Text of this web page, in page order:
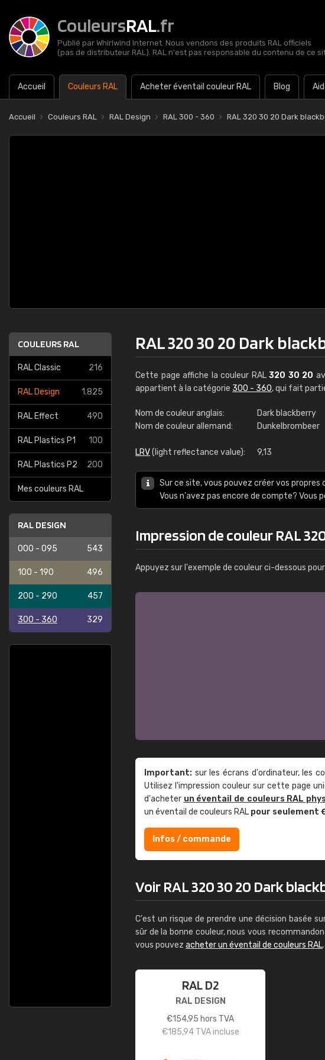
CouleursRAL.fr
Publié par Whirlwind Internet. Nous vendons des produits RAL officiels
(pas de distributeur RAL). RAL n'est pas responsable du contenu de ce
Accueil Couleurs RAL Acheter éventail couleur RAL Blog
Accueil Couleurs RAL RAL Design RAL 300 - 360 RAL 320 30 20 Dark
COULEURS RAL
RAL Classic 216
RAL Design 1.825
RAL Effect 490
RAL Plastics P1 100
RAL Plastics P2 200
Mes couleurs RAL
RAL DESIGN
000 - 095 543
100 - 190 496
200 - 290 457
300 - 360 329
RAL 320 30 20 Dark
Cette page affiche la couleur RAL 320 30 20
appartient à la catégorie 300 - 360, qui fait
Nom de couleur anglais:
Dark blackberry
Nom de couleur allemand:
Dunkelbrombeer
LRV(light reflectance value): 9,13
Sur ce site, vous pouvez créer vos
Vous n'avez pas encore de compte? Vous
Impression de couleur RAL
Appuyez sur l'exemple de couleur ci-dessous
Important: sur les écrans d'ordinateur, les
Utilisez l'impression couleur sur cette page
d'acheter un éventail de couleurs RAL
un éventail de couleurs RAL pour seulement
Infos / commande
Voir RAL 320 30 20 Dark
C'est un risque de prendre une décision basée
sûr de la bonne couleur, nous vous
vous pouvez acheter un éventail de couleurs RAL.
RAL D2
RAL DESIGN
€154,95 hors TVA
€185,94TVA incluse